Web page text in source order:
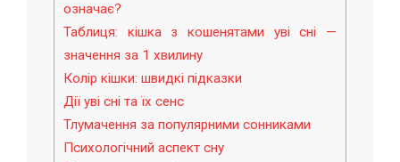
означає?
Таблиця: кішка з кошенятами уві сні —
значення за 1 хвилину
Колір кішки: швидкі підказки
Дії уві сні та їх сенс
Тлумачення за популярними сонниками
Психологічний аспект сну